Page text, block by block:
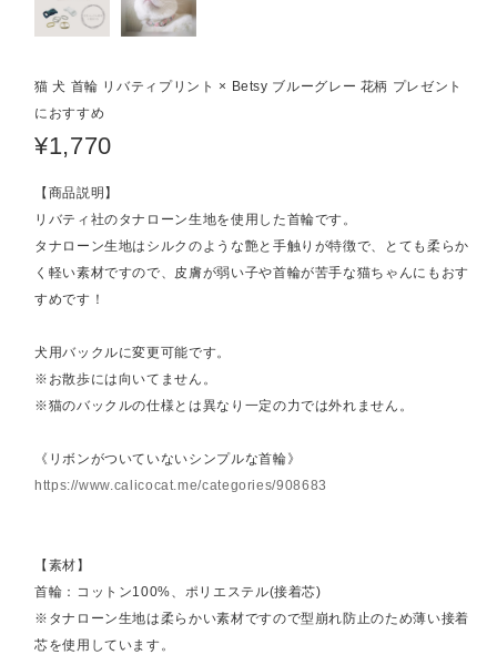
猫 犬 首輪 リバティプリント × Betsy ブルーグレー 花柄 プレゼント
におすすめ
¥1,770
【商品説明】
リバティ社のタナローン生地を使用した首輪です。
タナローン生地はシルクのような艶と手触りが特徴で、とても柔らか
く軽い素材ですので、皮膚が弱い子や首輪が苦手な猫ちゃんにもおす
すめです！
犬用バックルに変更可能です。
※お散歩には向いてません。
※猫のバックルの仕様とは異なり一定の力では外れません。
《リボンがついていないシンプルな首輪》
https://www.calicocat.me/categories/908683
【素材】
首輪：コットン100%、ポリエステル(接着芯)
※タナローン生地は柔らかい素材ですので型崩れ防止のため薄い接着
芯を使用しています。